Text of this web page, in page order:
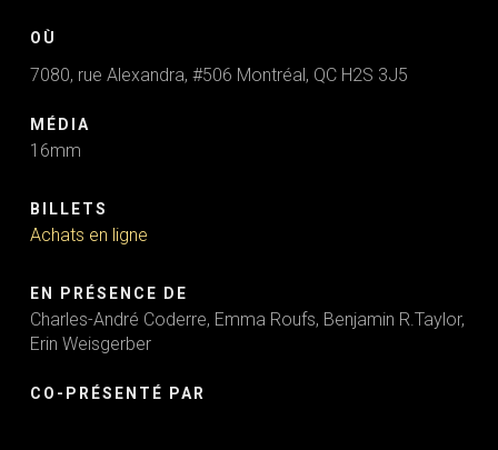
OÙ
7080, rue Alexandra, #506 Montréal, QC H2S 3J5
MÉDIA
16mm
BILLETS
Achats en ligne
EN PRÉSENCE DE
Charles-André Coderre, Emma Roufs, Benjamin R.Taylor,
Erin Weisgerber
CO-PRÉSENTÉ PAR